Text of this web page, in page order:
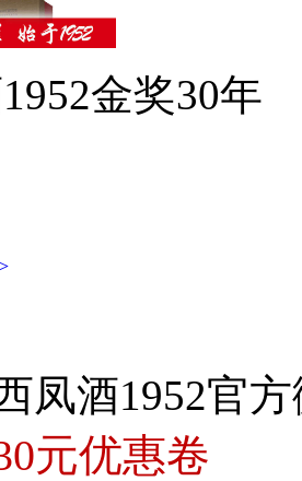
金奖30年
凤酒1952官
元优惠卷